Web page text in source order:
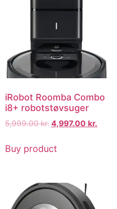
iRobot Roomba Combo
i8+ robotstøvsuger
5,999.00kr. 4,997.00 kr.
Buy product